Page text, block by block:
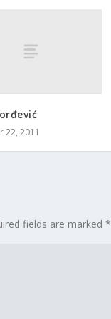
22, 2011
fields are marked*